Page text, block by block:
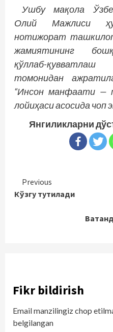
Ушбу мақола
Олий Мажлиси
нотижорат
жамиятининг
қўллаб-
томонидан
“Инсон манфаати —
лойиҳаси асосида чоп
Янгиликларни
Continue
Reading
Previous
Кўзгу тутилади
Fikr bildirish
Email manzilingiz chop
belgilangan